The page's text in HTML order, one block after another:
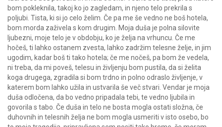
bom pokleknila, takoj ko jo zagledam, in njeno telo prekrila s
poljubi. Tista, ki si jo celo želim. Če pa me še vedno ne boš hotela,
bom morda zaživela s kom drugim. Moja duša je polna silovite
ljubezni, moje telo je v obdobju, ko je želja na vrhuncu. Če me
hočeš, ti lahko ostanem zvesta, lahko zadržim telesne želje, in jim
ugodim, kadar boš ti tako hotela; če me nočeš, pa bom že vedela,
ni treba, da mi poveš, telesu in življenju bom pustila, da si želita
koga drugega, zgradila si bom trdno in polno odraslo življenje, v
katerem bom lahko užila in ustvarila še več stvari. Vendar je moja
duša odločena, da bo vedno pripadala tebi, te vedno ljubila in
govorila s tabo. Če duša in telo ne bosta mogla ostati složna, če
duhovnih in telesnih želja ne bom mogla usmeriti v isto osebo, bo